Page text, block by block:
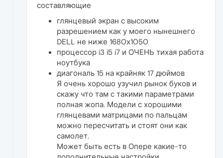
составляющие
глянцевый экран с высоким
разрешением как у моего нынешнего
DELL не ниже 1680х1050
процессор i3 i5 i7 и ОЧЕНЬ тихая работа
ноутбука
диагональ 15 на крайняк 17 дюймов
Я очень хорошо узучил рынок буков и
скажу что там с такими параметрами
полная жопа. Модели с хорошими
глянцевами матрицами по пальцам
можно пересчитать и стоят они как
самолет.
Может быть есть в Опере какие-то